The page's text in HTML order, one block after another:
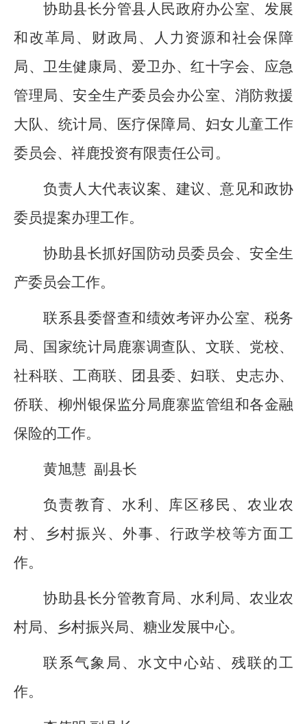
协助县长分管县 人民政府办公室、发展
和改革局、财政局、人力资源和社会保障
局、卫生健康局、爱卫办、红十字会、应急
管理局、安全生产委员会办公室、 消防救援
大队、 统计局、医疗保障局、妇女儿童工作
委员会、祥鹿投资有限责任公司。
负责人大代表议案、建议、意见和政协
委员提案办理工作。
协助县长抓好国防动员委员会、安全生
产委员会工作。
联系县委督查和绩效考评办公室、 税务
局、国家统计局鹿寨调查队、文联、党校、
社科联、工商联、团县委、妇联、史志办、
侨联、 柳州 银保监分局鹿寨监管组 和各金融
保险的工作。
黄旭慧 副县长
负责教育、水利、库区移民、农业农
村、
乡村振兴 、外事、行政学校等方面工
作。
协助县长分管教育局、水利局、农业农
村局、
乡村振兴局、 糖业发展中心。
联系气象局、 水文中心站、残联的工
作。